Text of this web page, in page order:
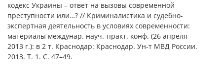
кодекс Украины – ответ на вызовы современной
преступности или…? // Криминалистика и судебно-
экспертная деятельность в условиях современности:
материалы междунар. науч.-практ. конф. (26 апреля
2013 г.): в 2 т. Краснодар: Краснодар. Ун-т МВД России.
2013. Т. 1. С. 47–49.